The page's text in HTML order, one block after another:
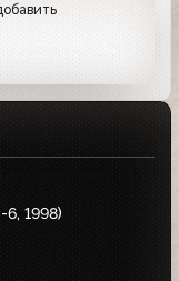
1998)